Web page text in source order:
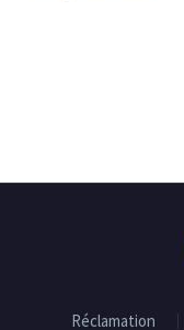
Réclamation